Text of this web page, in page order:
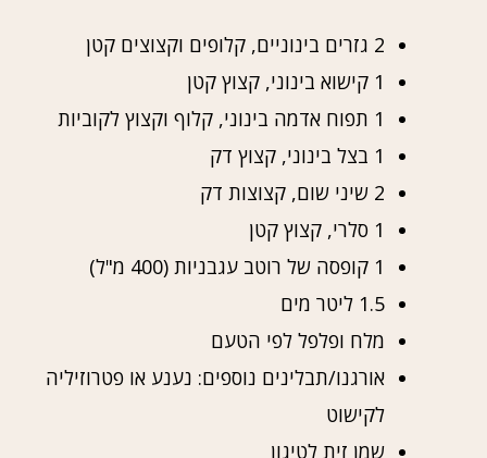
2 גזרים בינוניים, קלופים וקצוצים קטן
1 קישוא בינוני, קצוץ קטן
1 תפוח אדמה בינוני, קלוף וקצוץ לקוביות
1 בצל בינוני, קצוץ דק
2 שיני שום, קצוצות דק
1 סלרי, קצוץ קטן
1 קופסה של רוטב עגבניות (400 מ"ל)
1.5 ליטר מים
מלח ופלפל לפי הטעם
אורגנו/תבלינים נוספים: נענע או פטרוזיליה
לקישוט
שמן זית לטיגון